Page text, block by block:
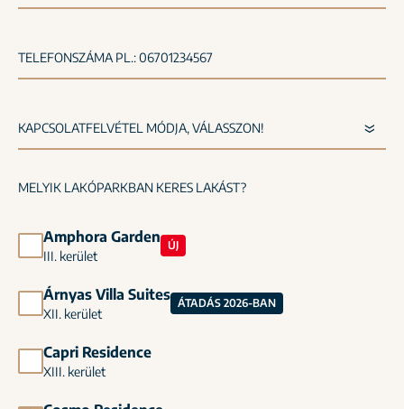
TELEFONSZÁMA PL.: 06701234567
MELYIK LAKÓPARKBAN KERES LAKÁST?
Amphora Garden
III. kerület
ÚJ
Árnyas Villa Suites
XII. kerület
ÁTADÁS 2026-BAN
Capri Residence
XIII. kerület